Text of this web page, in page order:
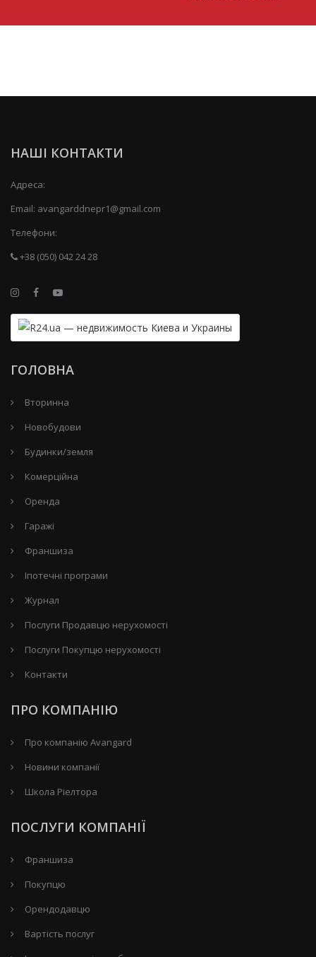
НАШІ КОНТАКТИ
Адреса:
Email: avangarddnepr1@gmail.com
Телефони:
+38 (050) 042 24 28
ГОЛОВНА
Вторинна
Новобудови
Будинки/земля
Комерційна
Оренда
Гаражі
Франшиза
Іпотечні програми
Журнал
Послуги Продавцю нерухомості
Послуги Покупцю нерухомості
Контакти
ПРО КОМПАНІЮ
Про компанію Avangard
Новини компанії
Школа Ріелтора
ПОСЛУГИ КОМПАНІЇ
Франшиза
Покупцю
Орендодавцю
Вартість послуг